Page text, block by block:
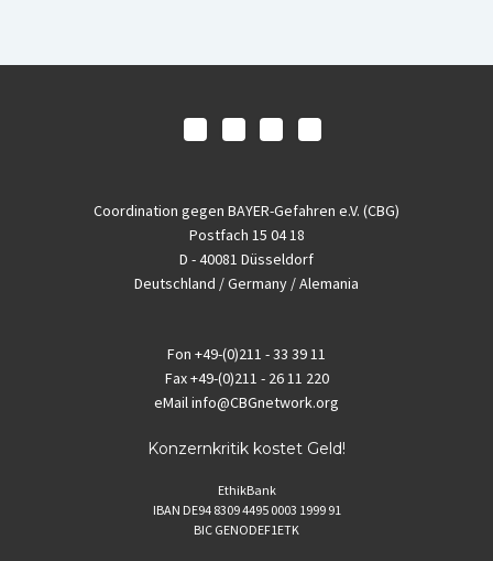
Coordination gegen BAYER-Gefahren e.V. (CBG)
Postfach 15 04 18
D - 40081 Düsseldorf
Deutschland / Germany / Alemania
Fon +49-(0)211 - 33 39 11
Fax+49-(0)211 - 26 11 220
eMailinfo@CBGnetwork.org
Konzernkritik kostet Geld!
EthikBank
IBAN DE94 8309 4495 0003 1999 91
BIC GENODEF1ETK